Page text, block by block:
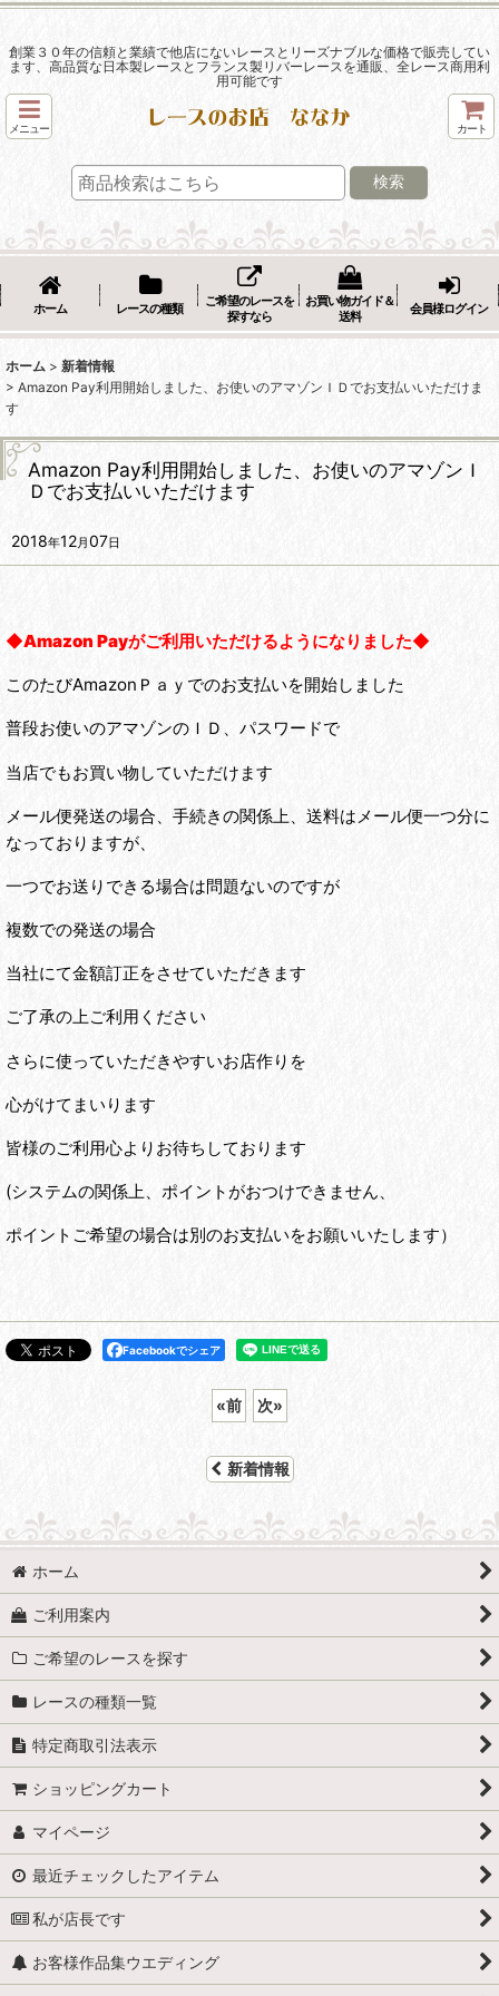
創業３０年の信頼と業績で他店にないレースとリーズナブルな価格で販売してい
ます、高品質な日本製レースとフランス製リバーレースを通販、全レース商用利
用可能です
メニュー カート
検索
ホーム レースの種類
ご希望のレースを
探すなら
お買い物ガイド＆
送料
会員様ログイン
ホーム > 新着情報
> Amazon Pay利用開始しました、お使いのアマゾンＩＤでお支払いいただけま
す
Amazon Pay利用開始しました、お使いのアマゾンＩ
Ｄでお支払いいただけます
2018年12月07日
◆Amazon Payがご利用いただけるようになりました◆
このたびAmazonＰａｙでのお支払いを開始しました
普段お使いのアマゾンのＩＤ、パスワードで
当店でもお買い物していただけます
メール便発送の場合、手続きの関係上、送料はメール便一つ分に
なっておりますが、
一つでお送りできる場合は問題ないのですが
複数での発送の場合
当社にて金額訂正をさせていただきます
ご了承の上ご利用ください
さらに使っていただきやすいお店作りを
心がけてまいります
皆様のご利用心よりお待ちしております
(システムの関係上、ポイントがおつけできません、
ポイントご希望の場合は別のお支払いをお願いいたします）
Facebookでシェア
«前 次»
新着情報
ホーム
ご利用案内
ご希望のレースを探す
レースの種類一覧
特定商取引法表示
ショッピングカート
マイページ
最近チェックしたアイテム
私が店長です
お客様作品集ウエディング